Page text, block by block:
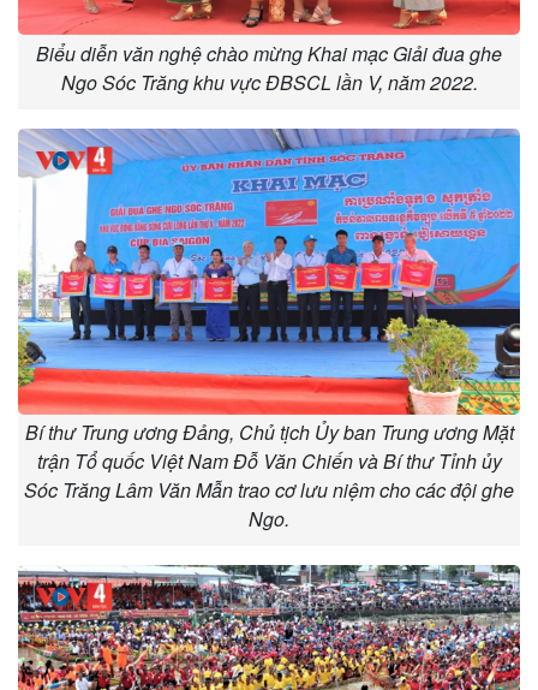
Biểu diễn văn nghệ chào mừng Khai mạc Giải đua ghe
Ngo Sóc Trăng khu vực ĐBSCL lần V, năm 2022.
Bí thư Trung ương Đảng, Chủ tịch Ủy ban Trung ương Mặt
trận Tổ quốc Việt Nam Đỗ Văn Chiến và Bí thư Tỉnh ủy
Sóc Trăng Lâm Văn Mẫn trao cơ lưu niệm cho các đội ghe
Ngo.